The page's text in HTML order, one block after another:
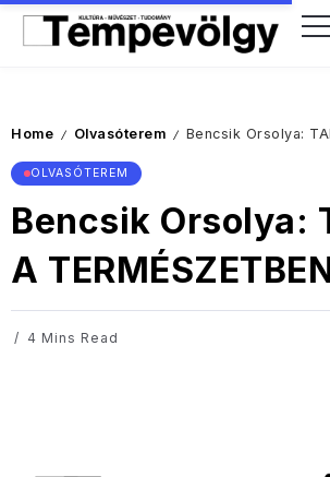
Home / Olvasóterem / Bencsik Orsolya:
OLVASÓTEREM
Bencsik Orsolya:
A
4 Mins Read